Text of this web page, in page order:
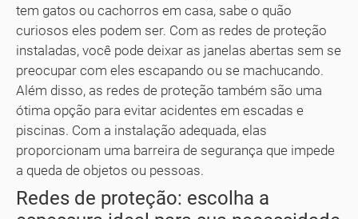
tem gatos ou cachorros em casa, sabe o quão
curiosos eles podem ser. Com as redes de proteção
instaladas, você pode deixar as janelas abertas sem se
preocupar com eles escapando ou se machucando.
Além disso, as redes de proteção também são uma
ótima opção para evitar acidentes em escadas e
piscinas. Com a instalação adequada, elas
proporcionam uma barreira de segurança que impede
a queda de objetos ou pessoas.
Redes de proteção: escolha a